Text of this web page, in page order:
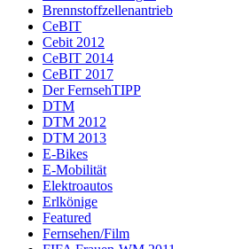
Brennstoffzellenantrieb
CeBIT
Cebit 2012
CeBIT 2014
CeBIT 2017
Der FernsehTIPP
DTM
DTM 2012
DTM 2013
E-Bikes
E-Mobilität
Elektroautos
Erlkönige
Featured
Fernsehen/Film